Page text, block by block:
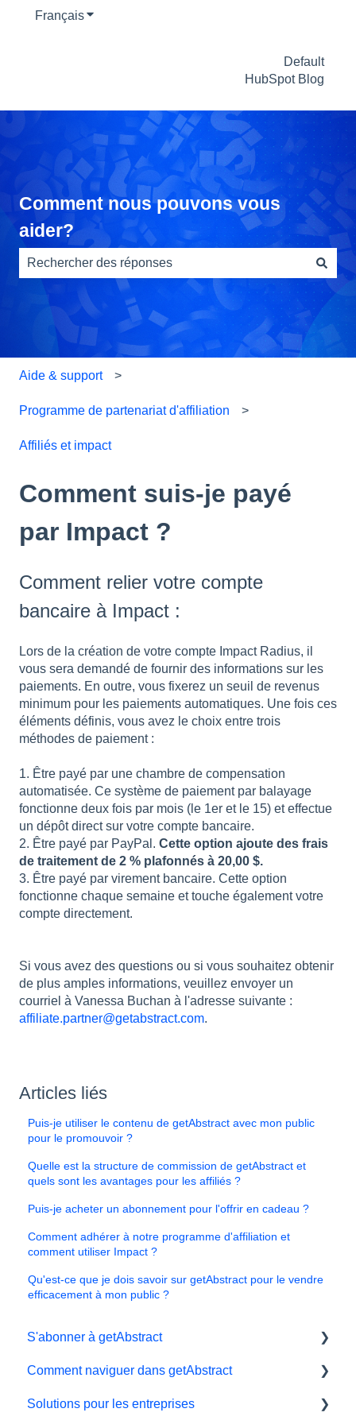
FrançaisAfficher le sous-menu pour les traductions
Default
HubSpot Blog
Comment nous pouvons vous
aider?
Il n'y a aucune suggestion car le champ de recherche
Aide & support
Programme de partenariat d'affiliation
Affiliés et impact
Comment suis-je payé
par Impact ?
Comment relier votre compte
bancaire à Impact :
Lors de la création de votre compte Impact Radius, il
vous sera demandé de fournir des informations sur les
paiements. En outre, vous fixerez un seuil de revenus
minimum pour les paiements automatiques. Une fois ces
éléments définis, vous avez le choix entre trois
méthodes de paiement :
1. Être payé par une chambre de compensation
automatisée. Ce système de paiement par balayage
fonctionne deux fois par mois (le 1er et le 15) et effectue
un dépôt direct sur votre compte bancaire.
2. Être payé par PayPal. Cette option ajoute des frais
de traitement de 2 % plafonnés à 20,00 $.
3. Être payé par virement bancaire. Cette option
fonctionne chaque semaine et touche également votre
compte directement.
Si vous avez des questions ou si vous souhaitez obtenir
de plus amples informations, veuillez envoyer un
courriel à Vanessa Buchan à l'adresse suivante :
affiliate.partner@getabstract.com.
Articles liés
Puis-je utiliser le contenu de getAbstract avec mon public
pour le promouvoir ?
Quelle est la structure de commission de getAbstract et
quels sont les avantages pour les affiliés ?
Puis-je acheter un abonnement pour l'offrir en cadeau ?
Comment adhérer à notre programme d'affiliation et
comment utiliser Impact ?
Qu'est-ce que je dois savoir sur getAbstract pour le vendre
efficacement à mon public ?
S'abonner à getAbstract
Sbonnements
Données personnelles et préférences
Comment naviguer dans getAbstract
Lecteur électronique
Solutions pour les entreprises